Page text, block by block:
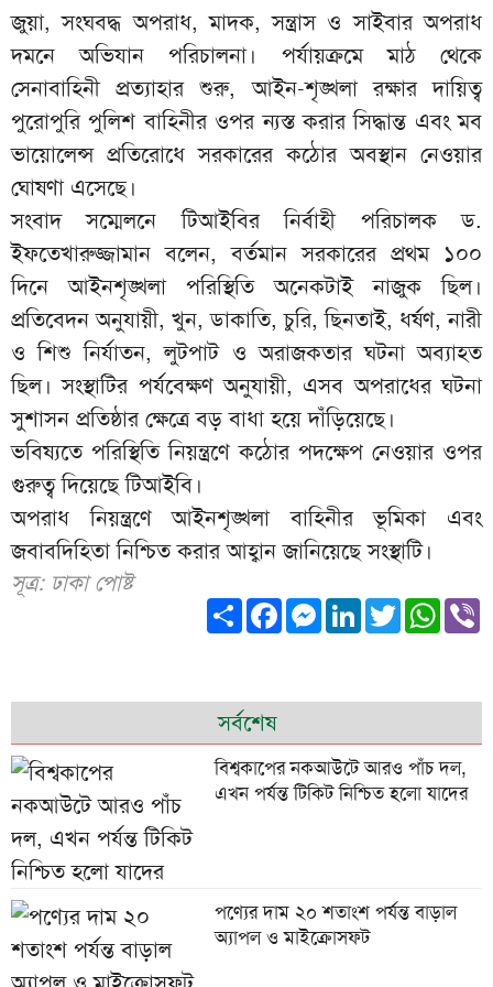
জুয়া, সংঘবদ্ধ অপরাধ, মাদক, সন্ত্রাস ও সাইবার অপরাধ
দমনে অভিযান পরিচালনা। পর্যায়ক্রমে মাঠ থেকে
সেনাবাহিনী প্রত্যাহার শুরু, আইন-শৃঙ্খলা রক্ষার দায়িত্ব
পুরোপুরি পুলিশ বাহিনীর ওপর ন্যস্ত করার সিদ্ধান্ত এবং মব
ভায়োলেন্স প্রতিরোধে সরকারের কঠোর অবস্থান নেওয়ার
ঘোষণা এসেছে।
সংবাদ সম্মেলনে টিআইবির নির্বাহী পরিচালক ড.
ইফতেখারুজ্জামান বলেন, বর্তমান সরকারের প্রথম ১০০
দিনে আইনশৃঙ্খলা পরিস্থিতি অনেকটাই নাজুক ছিল।
প্রতিবেদন অনুযায়ী, খুন, ডাকাতি, চুরি, ছিনতাই, ধর্ষণ, নারী
ও শিশু নির্যাতন, লুটপাট ও অরাজকতার ঘটনা অব্যাহত
ছিল। সংস্থাটির পর্যবেক্ষণ অনুযায়ী, এসব অপরাধের ঘটনা
সুশাসন প্রতিষ্ঠার ক্ষেত্রে বড় বাধা হয়ে দাঁড়িয়েছে।
ভবিষ্যতে পরিস্থিতি নিয়ন্ত্রণে কঠোর পদক্ষেপ নেওয়ার ওপর
গুরুত্ব দিয়েছে টিআইবি।
অপরাধ নিয়ন্ত্রণে আইনশৃঙ্খলা বাহিনীর ভূমিকা এবং
জবাবদিহিতা নিশ্চিত করার আহ্বান জানিয়েছে সংস্থাটি।
সূত্র: ঢাকা পোষ্ট
ShareFacebook
Messenger
LinkedIn
Twitter
সর্বশেষ
বিশ্বকাপের নকআউটে আরও পাঁচ দল,
এখন পর্যন্ত টিকিট নিশ্চিত হলো যাদের
পণ্যের দাম ২০ শতাংশ পর্যন্ত বাড়াল
অ্যাপল ও মাইক্রোসফট